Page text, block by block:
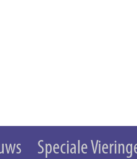
Speciale